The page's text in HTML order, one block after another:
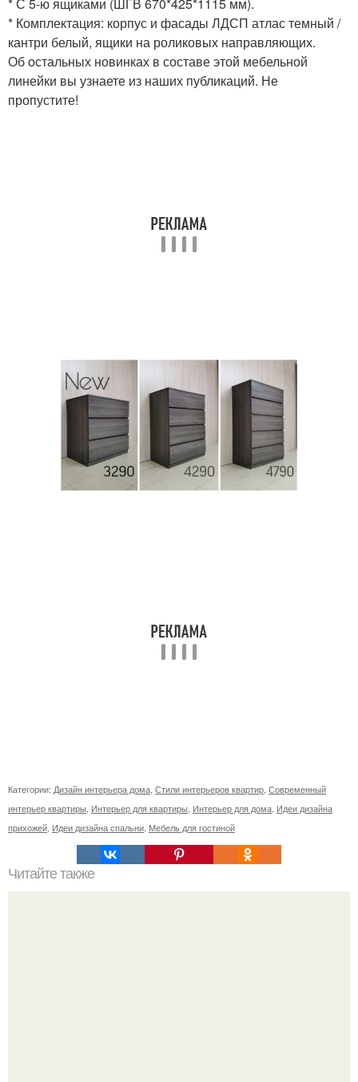
* Комплектация: корпус и фасады ЛДСП атлас темный /
кантри белый, ящики на роликовых направляющих.
Об остальных новинках в составе этой мебельной
линейки вы узнаете из наших публикаций. Не
пропустите!
Категории: Дизайн интерьера дома Стили интерьеров квартир Современный
интерьер квартиры Интерьер для квартиры Интерьер для дома Идеи дизайна
прихожей Идеи дизайна спальни Мебель для гостиной
Читайте также